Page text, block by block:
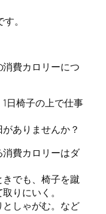
。
費カロリーにつ
日椅子の上で仕事
ありませんか？
費カロリーはダ
でも、椅子を蹴
りにいく。
しゃがむ。など